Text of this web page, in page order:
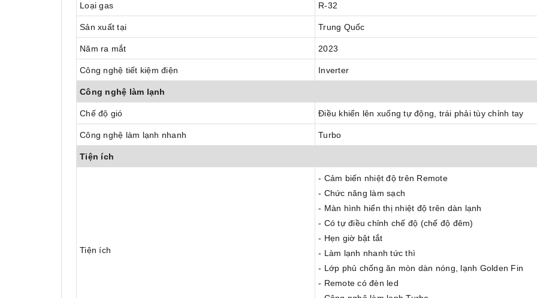
Loại gas R-32
Sản xuất tại Trung Quốc
Năm ra mắt 2023
Công nghệ tiết kiệm điện Inverter
Công nghệ làm lạnh
Chế độ gió Điều khiển lên xuống tự động, trái phải tùy chỉnh tay
Công nghệ làm lạnh nhanh Turbo
Tiện ích
Tiện ích
- Cảm biến nhiệt độ trên Remote
- Chức năng làm sạch
- Màn hình hiển thị nhiệt độ trên dàn lạnh
- Có tự điều chỉnh chế độ (chế độ đêm)
- Hẹn giờ bật tắt
- Làm lạnh nhanh tức thì
- Lớp phủ chống ăn mòn dàn nóng, lạnh Golden Fin
- Remote có đèn led